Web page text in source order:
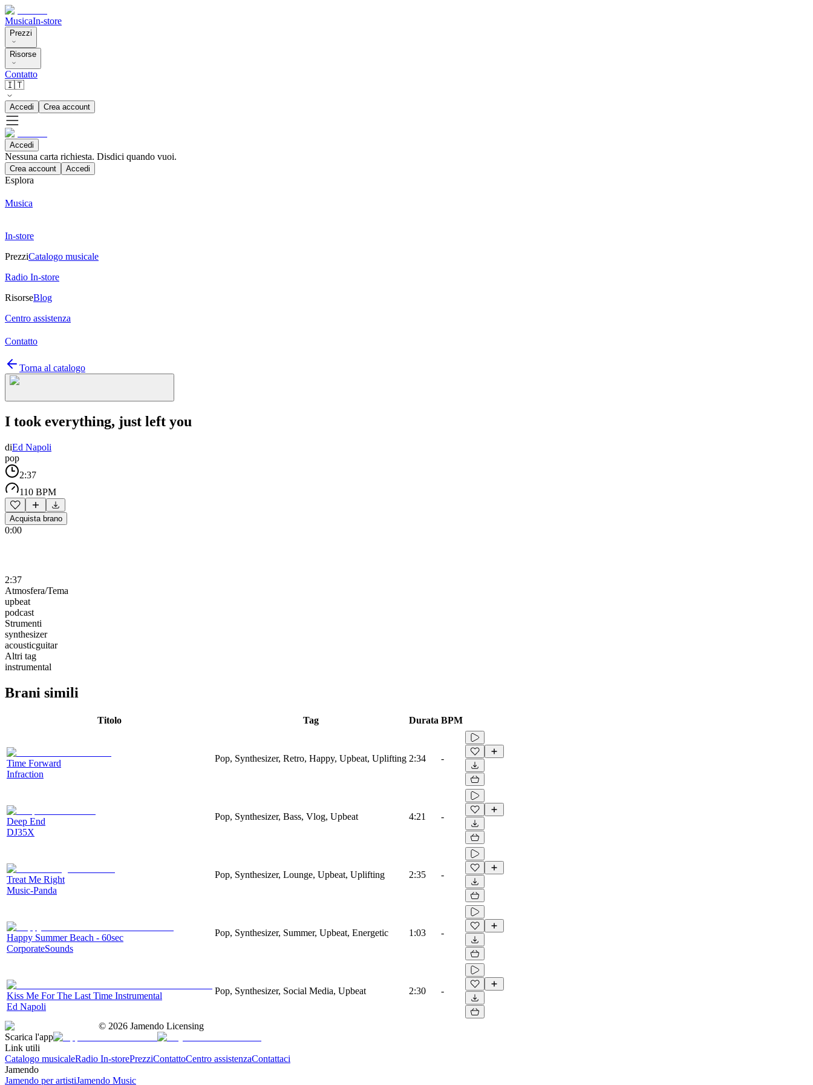
MusicaIn-store
Prezzi
Risorse
Contatto
🇮🇹
Accedi Crea account
Accedi
Nessuna carta richiesta. Disdici quando vuoi.
Crea account Accedi
Esplora
Musica
In-store
PrezziCatalogo musicale
Radio In-store
RisorseBlog
Centro assistenza
Contatto
Torna al catalogo
I took everything, just left you
diEd Napoli
pop
2:37
110 BPM
Acquista brano
0:00
2:37
Atmosfera/Tema
upbeat
podcast
Strumenti
synthesizer
acousticguitar
Altri tag
instrumental
Brani simili
Titolo Tag Durata BPM
Time Forward
Infraction
Pop, Synthesizer, Retro, Happy, Upbeat, Uplifting 2:34 -
Deep End
DJ35X
Pop, Synthesizer, Bass, Vlog, Upbeat 4:21 -
Treat Me Right
Music-Panda
Pop, Synthesizer, Lounge, Upbeat, Uplifting 2:35 -
Happy Summer Beach - 60sec
CorporateSounds
Pop, Synthesizer, Summer, Upbeat, Energetic 1:03 -
Kiss Me For The Last Time Instrumental
Ed Napoli
Pop, Synthesizer, Social Media, Upbeat 2:30 -
© 2026 Jamendo Licensing
Scarica l'app
Link utili
Catalogo musicaleRadio In-storePrezziContattoCentro assistenzaContattaci
Jamendo
Jamendo per artistiJamendo Music